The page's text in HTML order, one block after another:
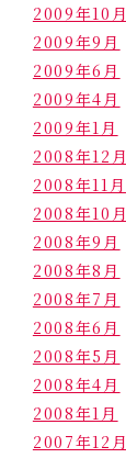
2009年10月
2009年9月
2009年6月
2009年4月
2009年1月
2008年12月
2008年11月
2008年10月
2008年9月
2008年8月
2008年7月
2008年6月
2008年5月
2008年4月
2008年1月
2007年12月